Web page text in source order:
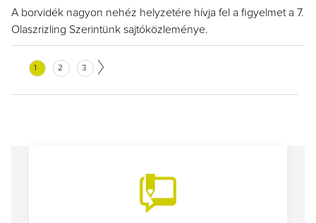
A borvidék nagyon nehéz helyzetére hívja fel a figyelmet a 7.
Olaszrizling Szerintünk sajtóközleménye.
1 2 3